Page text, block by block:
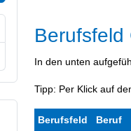
Berufsfeld
In den unten
Tipp: Per Klick auf
Berufsfeld Beruf